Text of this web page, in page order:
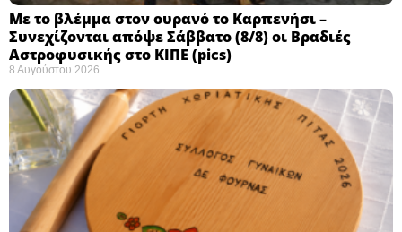
Με το βλέμμα στον ουρανό το Καρπενήσι –
Συνεχίζονται απόψε Σάββατο (8/8) οι Βραδιές
Αστροφυσικής στο ΚΙΠΕ (pics)
8 Αυγούστου 2026